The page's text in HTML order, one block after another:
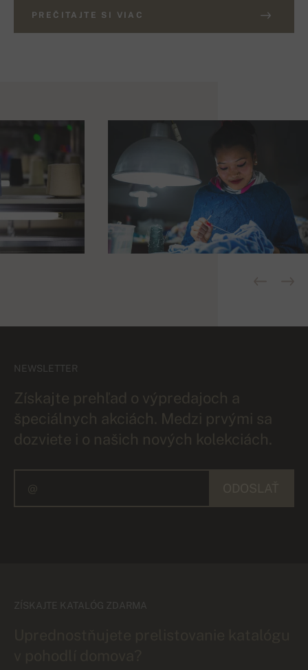
PREČITAJTE SI VIAC
NEWSLETTER
Získajte prehľad o výpredajoch a
špeciálnych akciách. Medzi prvými sa
dozviete i o našich nových kolekciách.
ZÍSKAJTE KATALÓG ZDARMA